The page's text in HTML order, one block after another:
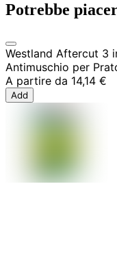
Potrebbe
Westland Aftercut 3
Antimuschio per
A partire da 14,14 €
Add